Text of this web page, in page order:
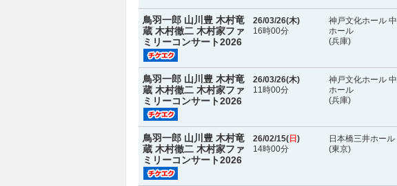
鳥羽一郎 山川豊 木村竜
蔵 木村徹二 木村家ファ
ミリーコンサート2026
26/03/26(木)
16時00分
神戸文化ホール 中
ホール
(兵庫)
鳥羽一郎 山川豊 木村竜
蔵 木村徹二 木村家ファ
ミリーコンサート2026
26/03/26(木)
11時00分
神戸文化ホール 中
ホール
(兵庫)
鳥羽一郎 山川豊 木村竜
蔵 木村徹二 木村家ファ
ミリーコンサート2026
26/02/15( 日 )
14時00分
日本橋三井ホール
(東京)